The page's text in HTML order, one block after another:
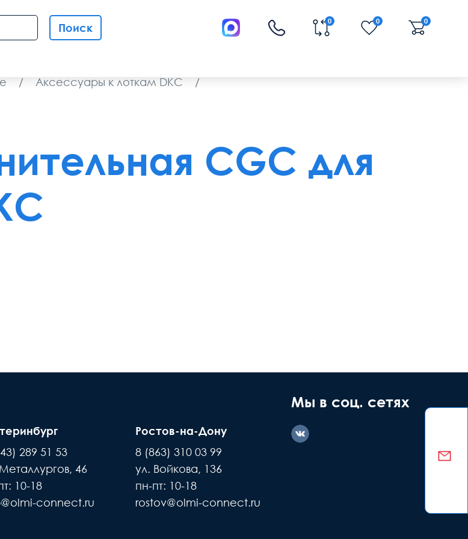
Поиск
0 0 0
/ Аксессуары к лоткам DKC
/
CGC для
289 51 53
46
10-18
connect.ru
Ростов-на-Дону
8 (863) 310 03 99
ул. Войкова, 136
пн-пт: 10-18
rostov@olmi-connect.ru
Мы в соц. сетях